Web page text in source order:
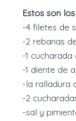
Estos son
-4 filetes de
-2 rebanas
-1
-1 diente de
-la ralladura
-2
-sal y